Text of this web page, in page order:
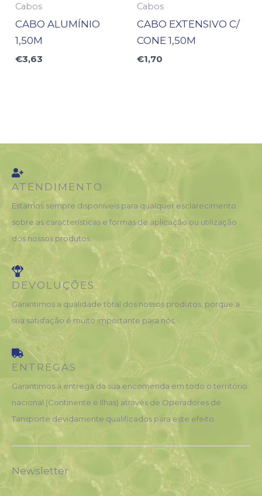
Cabos
CABO ALUMÍNIO
1,50M
€3,63
Cabos
CABO EXTENSIVO C/
CONE 1,50M
€1,70
ATENDIMENTO
Estamos sempre disponíveis para qualquer esclarecimento
sobre as características e formas de aplicação ou utilização
dos nossos produtos.
DEVOLUÇÕES
Garantimos a qualidade total dos nossos produtos, porque a
sua satisfação é muito importante para nós.
ENTREGAS
Garantimos a entrega da sua encomenda em todo o território
nacional (Continente e Ilhas) através de Operadores de
Tansporte devidamente qualificados para este efeito.
Newsletter